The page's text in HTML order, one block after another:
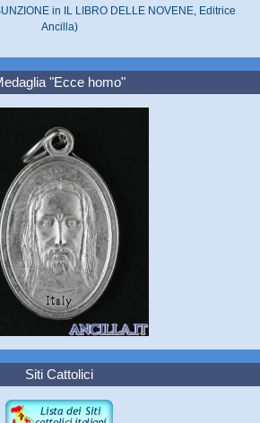
in IL LIBRO DELLE NOVENE, Editrice
Ancilla)
"Ecce homo"
Siti Cattolici